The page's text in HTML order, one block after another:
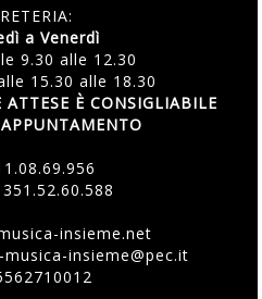
a Venerdì
9.30 alle 12.30
15.30 alle 18.30
ATTESE È CONSIGLIABILE
insieme.net
musica-insieme@pec.it